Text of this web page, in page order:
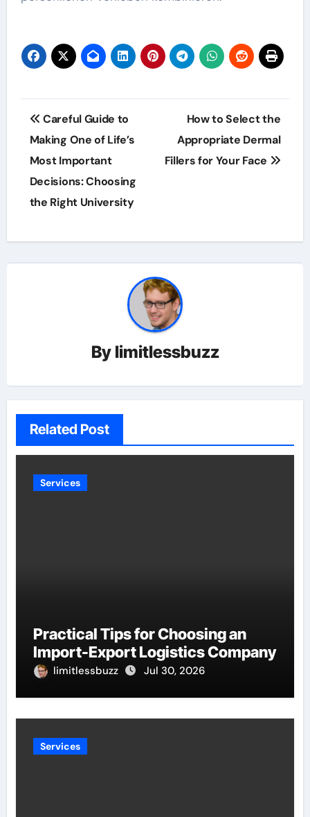
Post
navigation
Careful Guide to
Making One of Life’s
Most Important
Decisions: Choosing
the Right University
How to Select the
Appropriate Dermal
Fillers for Your Face
By limitlessbuzz
Related Post
Services
Practical Tips for Choosing an
Import-Export Logistics Company
limitlessbuzz Jul 30, 2026
Services